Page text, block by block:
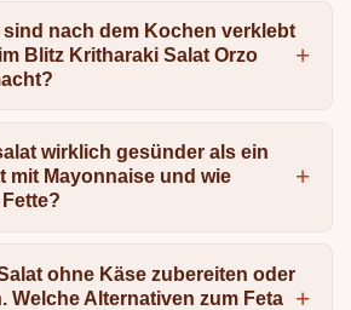
sind nach dem Kochen verklebt
Blitz Kritharaki Salat Orzo
wirklich gesünder als ein
mit Mayonnaise und wie
ohne Käse zubereiten oder
Welche Alternativen zum Feta